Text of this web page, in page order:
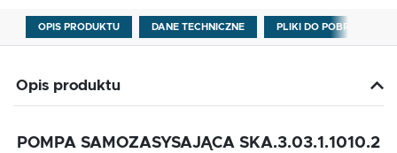
OPIS PRODUKTU DANE TECHNICZNE PLIKI DO POBRANIA
Opis produktu
POMPA SAMOZASYSAJĄCA SKA.3.03.1.1010.2